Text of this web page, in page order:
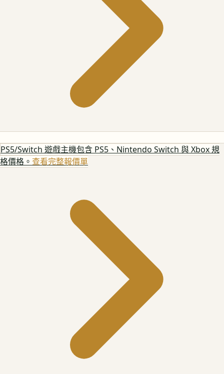
PS5/Switch 遊戲主機包含 PS5、Nintendo Switch 與 Xbox 規
格價格。 查看完整報價單